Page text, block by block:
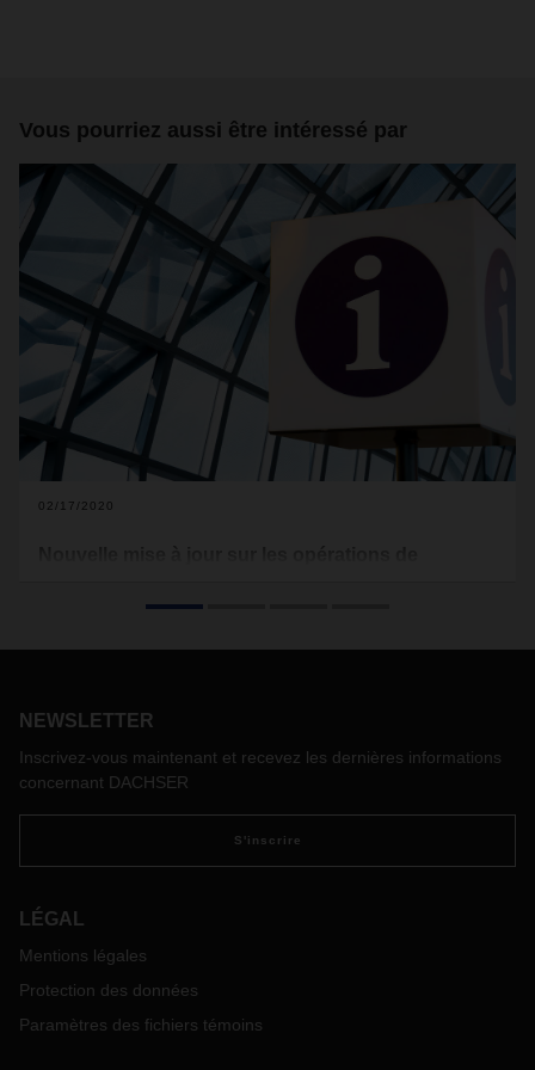
Vous pourriez aussi être intéressé par
02/17/2020
succursales et les derniers développements en Chine.
mais très lentement. Les autorités travaillent dur pour
contenir la propagation du nouveau coronavirus, maintenant
connu sous le nom de COVID-19, officiellement nommé par
respectent des exigences d'hygiène strictes et être capables
de fournir des consommables d'hygiène adéquats au
personnel.
DACHSER branches
Toutes les succursales DACHSER fonctionnent. Certaines
NEWSLETTER
Inscrivez-vous maintenant et recevez les dernières informations
concernant DACHSER
S'inscrire
LÉGAL
Mentions légales
Protection des données
Paramètres des fichiers témoins